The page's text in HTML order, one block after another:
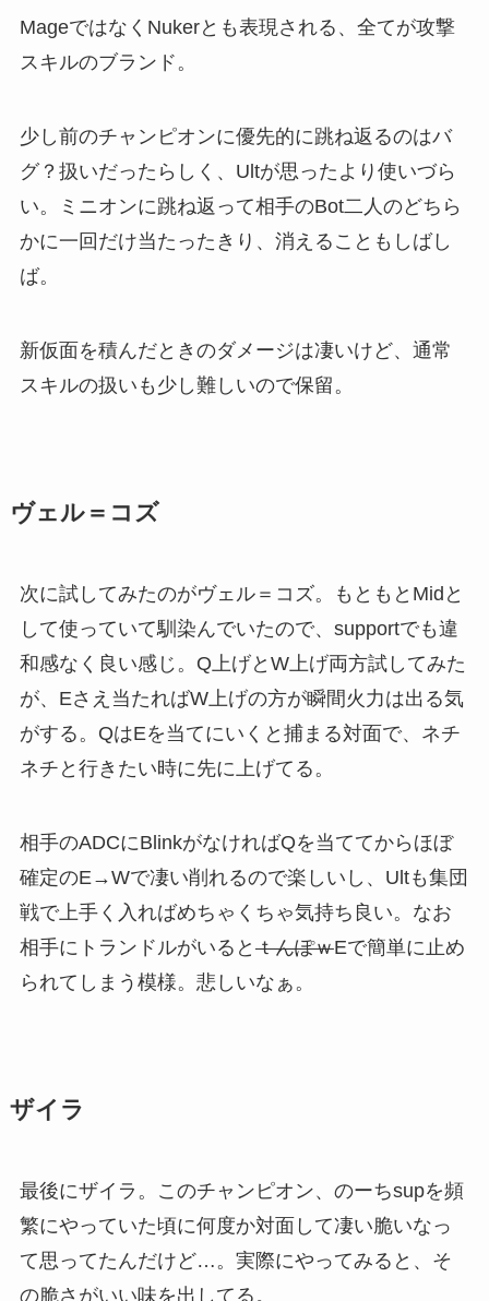
MageではなくNukerとも表現される、全てが攻撃
スキルのブランド。
少し前のチャンピオンに優先的に跳ね返るのはバ
グ？扱いだったらしく、Ultが思ったより使いづら
い。ミニオンに跳ね返って相手のBot二人のどちら
かに一回だけ当たったきり、消えることもしばし
ば。
新仮面を積んだときのダメージは凄いけど、通常
スキルの扱いも少し難しいので保留。
ヴェル＝コズ
次に試してみたのがヴェル＝コズ。もともとMidと
して使っていて馴染んでいたので、supportでも違
和感なく良い感じ。Q上げとW上げ両方試してみた
が、Eさえ当たればW上げの方が瞬間火力は出る気
がする。QはEを当てにいくと捕まる対面で、ネチ
ネチと行きたい時に先に上げてる。
相手のADCにBlinkがなければQを当ててからほぼ
確定のE→Wで凄い削れるので楽しいし、Ultも集団
戦で上手く入ればめちゃくちゃ気持ち良い。なお
相手にトランドルがいると ｔんぽｗEで簡単に止め
られてしまう模様。悲しいなぁ。
ザイラ
最後にザイラ。このチャンピオン、のーちsupを頻
繁にやっていた頃に何度か対面して凄い脆いなっ
て思ってたんだけど…。実際にやってみると、そ
の脆さがいい味を出してる。